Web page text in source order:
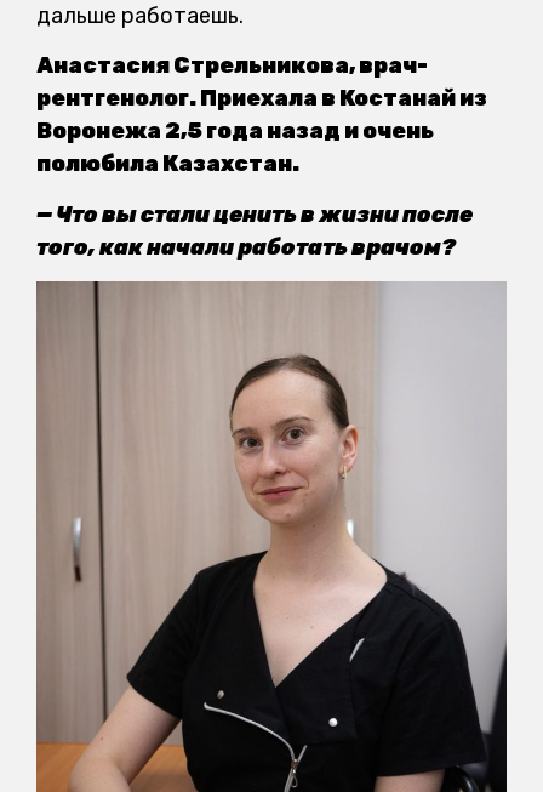
дальше работаешь.
Анастасия Стрельникова, врач-
рентгенолог. Приехала в Костанай из
Воронежа 2,5 года назад и очень
полюбила Казахстан.
— Что вы стали ценить в жизни после
того, как начали работать врачом?